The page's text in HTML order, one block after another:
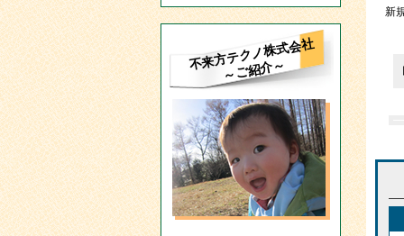
新
不来方テクノ株式会社
～ご紹介～